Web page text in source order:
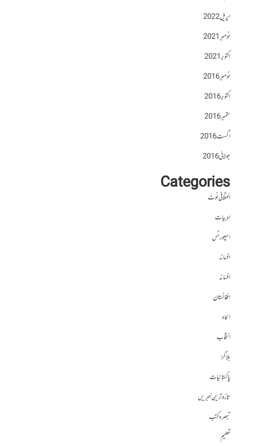
اپریل 2022
نومبر 2021
اکتوبر 2021
نومبر 2016
اکتوبر 2016
ستمبر 2016
اگست 2016
جولائی 2016
Categories
اختلافی نوٹ
ادبیات
اسپورٹس
افسانہ
افسانہ
افغانستان
الحاد
انتخاب
بلاگز
پاکستانیات
تازہ ترین خبریں
تبصرہ کتب
تعلیم